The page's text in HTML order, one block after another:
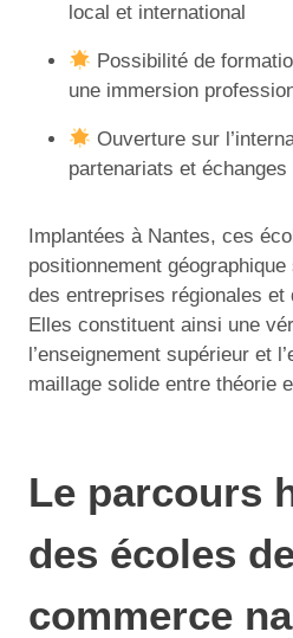
local et international
Possibilité de
une immersion
Ouverture sur
partenariats et échanges
Implantées à Nantes, ces
positionnement
des entreprises régionales et
Elles constituent ainsi une
l’enseignement supérieur et
maillage solide entre théorie
Le parcours
des écoles
commerce